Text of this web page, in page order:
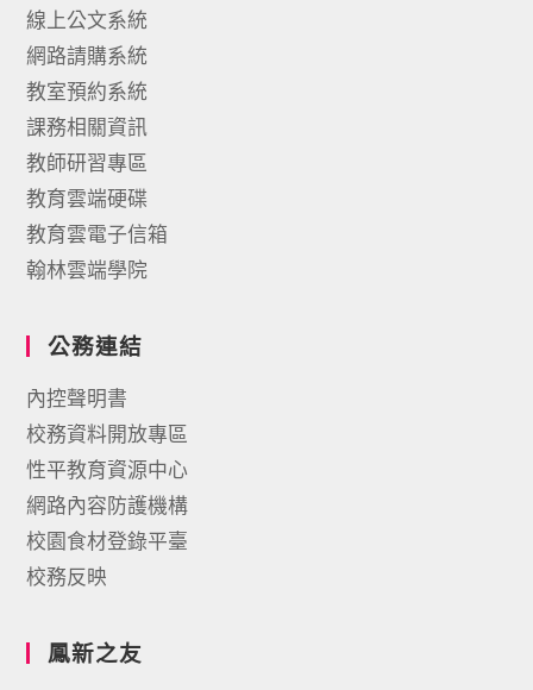
線上公文系統
網路請購系統
教室預約系統
課務相關資訊
教師研習專區
教育雲端硬碟
教育雲電子信箱
翰林雲端學院
公務連結
內控聲明書
校務資料開放專區
性平教育資源中心
網路內容防護機構
校園食材登錄平臺
校務反映
鳳新之友